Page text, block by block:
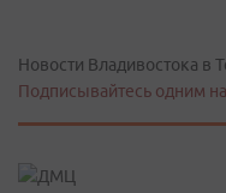
Новости Владивостока в
Подписывайтесь одним